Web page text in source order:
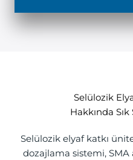
Selülozik
Hakkında
Selülozik elyaf katkı
dozajlama sistemi,